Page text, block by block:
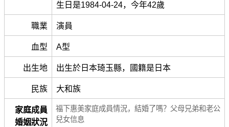
生日是1984-04-24，今年42歲
職業 演員
血型 A型
出生地 出生於日本琦玉縣，國籍是日本
民族 大和族
家庭成員
婚姻狀況
福下惠美家庭成員情況，結婚了嗎？父母兄弟和老公
兒女信息